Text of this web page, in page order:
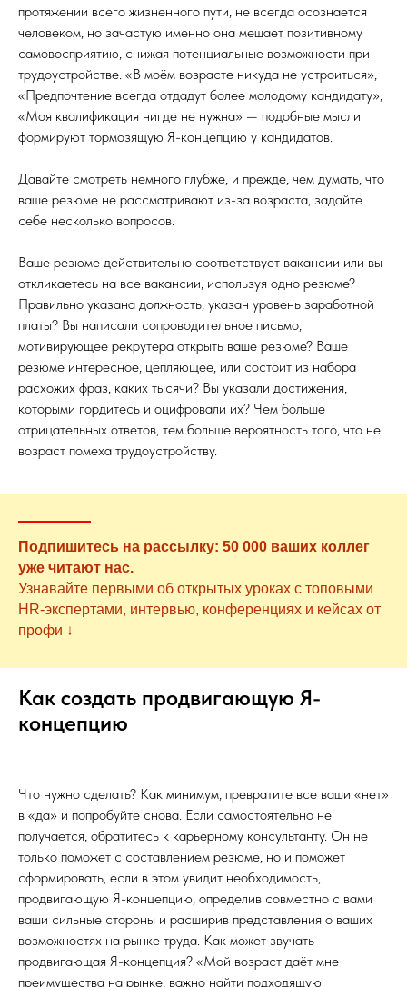
протяжении всего жизненного пути, не всегда осознается
человеком, но зачастую именно она мешает позитивному
самовосприятию, снижая потенциальные возможности при
трудоустройстве. «В моём возрасте никуда не устроиться»,
«Предпочтение всегда отдадут более молодому кандидату»,
«Моя квалификация нигде не нужна» — подобные мысли
формируют тормозящую Я-концепцию у кандидатов.
Давайте смотреть немного глубже, и прежде, чем думать, что
ваше резюме не рассматривают из-за возраста, задайте
себе несколько вопросов.
Ваше резюме действительно соответствует вакансии или вы
откликаетесь на все вакансии, используя одно резюме?
Правильно указана должность, указан уровень заработной
платы? Вы написали сопроводительное письмо,
мотивирующее рекрутера открыть ваше резюме? Ваше
резюме интересное, цепляющее, или состоит из набора
расхожих фраз, каких тысячи? Вы указали достижения,
которыми гордитесь и оцифровали их? Чем больше
отрицательных ответов, тем больше вероятность того, что не
возраст помеха трудоустройству.
Подпишитесь на рассылку: 50 000 ваших коллег
уже читают нас.
Узнавайте первыми об открытых уроках с топовыми
HR-экспертами, интервью, конференциях и кейсах от
профи ↓
Как создать продвигающую Я-
концепцию
Что нужно сделать? Как минимум, превратите все ваши «нет»
в «да» и попробуйте снова. Если самостоятельно не
получается, обратитесь к карьерному консультанту. Он не
только поможет с составлением резюме, но и поможет
сформировать, если в этом увидит необходимость,
продвигающую Я-концепцию, определив совместно с вами
ваши сильные стороны и расширив представления о ваших
возможностях на рынке труда. Как может звучать
продвигающая Я-концепция? «Мой возраст даёт мне
преимущества на рынке, важно найти подходящую